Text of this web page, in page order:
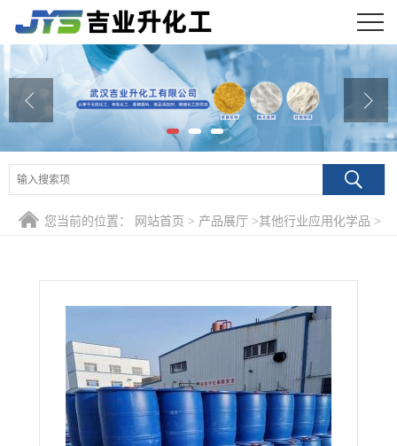
公司首页
公司介绍
产品展厅
证书荣誉
在线留言
您当前的位置： 网站首页 > 产品展厅 >其他行业应用化学品 >